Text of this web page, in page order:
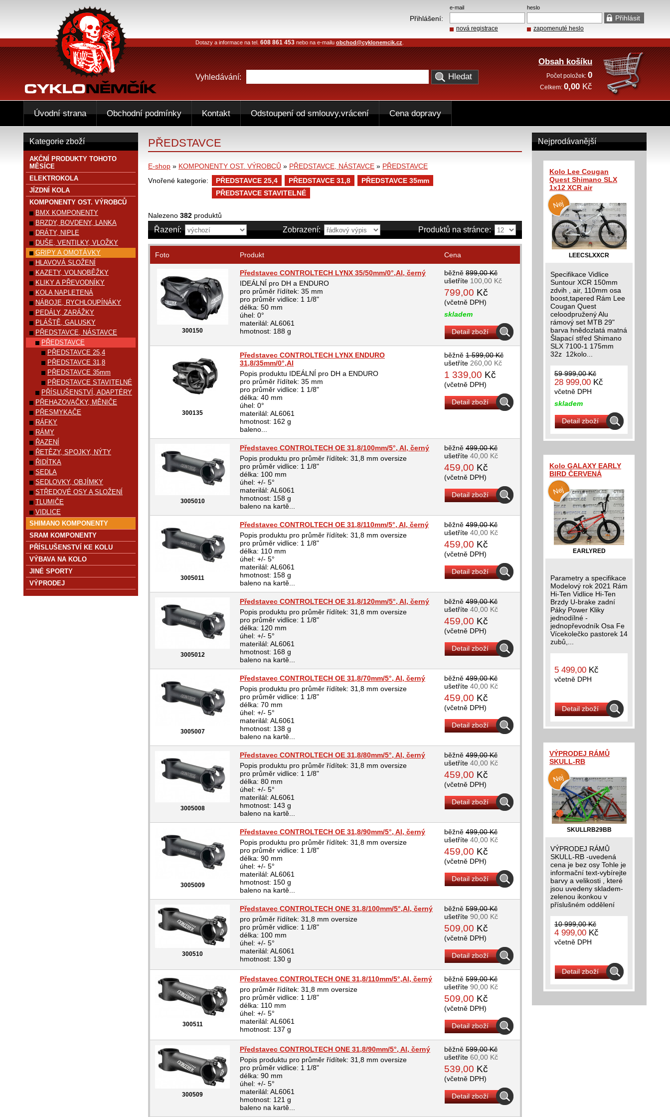
PŘEDSTAVCE
E-shop » KOMPONENTY OST. VÝROBCŮ » PŘEDSTAVCE, NÁSTAVCE » PŘEDSTAVCE
Vnořené kategorie:
PŘEDSTAVCE 25,4 PŘEDSTAVCE 31,8
PŘEDSTAVCE 35mm
PŘEDSTAVCE STAVITELNÉ
Nalezeno 382 produktů
Řazení: Zobrazení: Produktů na stránce:
Foto Produkt Cena
300150
Představec CONTROLTECH LYNX 35/50mm/0°,Al, černý
IDEÁLNÍ pro DH a ENDURO
pro průměr řídítek: 35 mm
pro průměr vidlice: 1 1/8"
délka: 50 mm
úhel: 0°
materilál: AL6061
hmotnost: 188 g
běžně 899,00 Kč
ušetříte 100,00 Kč
799,00 Kč
(včetně DPH)
skladem
Detail zboží
300135
Představec CONTROLTECH LYNX ENDURO
31,8/35mm/0°,Al
Popis produktu IDEÁLNÍ pro DH a ENDURO
pro průměr řídítek: 35 mm
pro průměr vidlice: 1 1/8"
délka: 40 mm
úhel: 0°
materilál: AL6061
hmotnost: 162 g
baleno...
běžně 1 599,00 Kč
ušetříte 260,00 Kč
1 339,00 Kč
(včetně DPH)
Detail zboží
3005010
Představec CONTROLTECH OE 31,8/100mm/5°, Al, černý
Popis produktu pro průměr řídítek: 31,8 mm oversize
pro průměr vidlice: 1 1/8"
délka: 100 mm
úhel: +/- 5°
materilál: AL6061
hmotnost: 158 g
baleno na kartě...
běžně 499,00 Kč
ušetříte 40,00 Kč
459,00 Kč
(včetně DPH)
Detail zboží
3005011
Představec CONTROLTECH OE 31,8/110mm/5°, Al, černý
Popis produktu pro průměr řídítek: 31,8 mm oversize
pro průměr vidlice: 1 1/8"
délka: 110 mm
úhel: +/- 5°
materilál: AL6061
hmotnost: 158 g
baleno na kartě...
běžně 499,00 Kč
ušetříte 40,00 Kč
459,00 Kč
(včetně DPH)
Detail zboží
3005012
Představec CONTROLTECH OE 31,8/120mm/5°, Al, černý
Popis produktu pro průměr řídítek: 31,8 mm oversize
pro průměr vidlice: 1 1/8"
délka: 120 mm
úhel: +/- 5°
materilál: AL6061
hmotnost: 168 g
baleno na kartě...
běžně 499,00 Kč
ušetříte 40,00 Kč
459,00 Kč
(včetně DPH)
Detail zboží
3005007
Představec CONTROLTECH OE 31,8/70mm/5°, Al, černý
Popis produktu pro průměr řídítek: 31,8 mm oversize
pro průměr vidlice: 1 1/8"
délka: 70 mm
úhel: +/- 5°
materilál: AL6061
hmotnost: 138 g
baleno na kartě...
běžně 499,00 Kč
ušetříte 40,00 Kč
459,00 Kč
(včetně DPH)
Detail zboží
3005008
Představec CONTROLTECH OE 31,8/80mm/5°, Al, černý
Popis produktu pro průměr řídítek: 31,8 mm oversize
pro průměr vidlice: 1 1/8"
délka: 80 mm
úhel: +/- 5°
materilál: AL6061
hmotnost: 143 g
baleno na kartě...
běžně 499,00 Kč
ušetříte 40,00 Kč
459,00 Kč
(včetně DPH)
Detail zboží
3005009
Představec CONTROLTECH OE 31,8/90mm/5°, Al, černý
Popis produktu pro průměr řídítek: 31,8 mm oversize
pro průměr vidlice: 1 1/8"
délka: 90 mm
úhel: +/- 5°
materilál: AL6061
hmotnost: 150 g
baleno na kartě...
běžně 499,00 Kč
ušetříte 40,00 Kč
459,00 Kč
(včetně DPH)
Detail zboží
300510
Představec CONTROLTECH ONE 31,8/100mm/5°,Al, černý
pro průměr řídítek: 31,8 mm oversize
pro průměr vidlice: 1 1/8"
délka: 100 mm
úhel: +/- 5°
materilál: AL6061
hmotnost: 130 g
běžně 599,00 Kč
ušetříte 90,00 Kč
509,00 Kč
(včetně DPH)
Detail zboží
300511
Představec CONTROLTECH ONE 31,8/110mm/5°,Al, černý
pro průměr řídítek: 31,8 mm oversize
pro průměr vidlice: 1 1/8"
délka: 110 mm
úhel: +/- 5°
materilál: AL6061
hmotnost: 137 g
běžně 599,00 Kč
ušetříte 90,00 Kč
509,00 Kč
(včetně DPH)
Detail zboží
300509
Představec CONTROLTECH ONE 31,8/90mm/5°, Al, černý
Popis produktu pro průměr řídítek: 31,8 mm oversize
pro průměr vidlice: 1 1/8"
délka: 90 mm
úhel: +/- 5°
materilál: AL6061
hmotnost: 121 g
baleno na kartě...
běžně 599,00 Kč
ušetříte 60,00 Kč
539,00 Kč
(včetně DPH)
Detail zboží
Nejprodávanější
Kolo Lee Cougan
Quest Shimano SLX
1x12 XCR air
LEECSLXXCR
Specifikace Vidlice
Suntour XCR 150mm
zdvih , air, 110mm osa
boost,tapered Rám Lee
Cougan Quest
celoodpružený Alu
rámový set MTB 29"
barva hnědozlatá matná
Šlapací střed Shimano
SLX 7100-1 175mm
32z 12kolo...
59 999,00 Kč
28 999,00 Kč
včetně DPH
skladem
Detail zboží
Kolo GALAXY EARLY
BIRD ČERVENÁ
EARLYRED
Parametry a specifikace
Modelový rok 2021 Rám
Hi-Ten Vidlice Hi-Ten
Brzdy U-brake zadní
Páky Power Kliky
jednodílné -
jednopřevodník Osa Fe
Vícekolečko pastorek 14
zubů,...
5 499,00 Kč
včetně DPH
Detail zboží
VÝPRODEJ RÁMŮ
SKULL-RB
SKULLRB29BB
VÝPRODEJ RÁMŮ
SKULL-RB -uvedená
cena je bez osy Tohle je
informační text-vybírejte
barvy a velikosti , které
jsou uvedeny skladem-
zelenou ikonkou v
příslušném oddělení
10 999,00 Kč
4 999,00 Kč
včetně DPH
Detail zboží
Kategorie zboží
AKČNÍ PRODUKTY TOHOTO
MĚSÍCE
ELEKTROKOLA
JÍZDNÍ KOLA
KOMPONENTY OST. VÝROBCŮ
BMX KOMPONENTY
BRZDY, BOVDENY, LANKA
DRÁTY, NIPLE
DUŠE, VENTILKY, VLOŽKY
GRIPY A OMOTÁVKY
HLAVOVÁ SLOŽENÍ
KAZETY, VOLNOBĚŽKY
KLIKY A PŘEVODNÍKY
KOLA NAPLETENÁ
NÁBOJE, RYCHLOUPÍNÁKY
PEDÁLY, ZARÁŽKY
PLÁŠTĚ, GALUSKY
PŘEDSTAVCE, NÁSTAVCE
PŘEDSTAVCE
PŘEDSTAVCE 25,4
PŘEDSTAVCE 31,8
PŘEDSTAVCE 35mm
PŘEDSTAVCE STAVITELNÉ
PŘÍSLUŠENSTVÍ, ADAPTÉRY
PŘEHAZOVAČKY, MĚNIČE
PŘESMYKAČE
RÁFKY
RÁMY
ŘAZENÍ
ŘETĚZY, SPOJKY, NÝTY
ŘIDÍTKA
SEDLA
SEDLOVKY, OBJÍMKY
STŘEDOVÉ OSY A SLOŽENÍ
TLUMIČE
VIDLICE
SHIMANO KOMPONENTY
SRAM KOMPONENTY
PŘÍSLUŠENSTVÍ KE KOLU
VÝBAVA NA KOLO
JINÉ SPORTY
VÝPRODEJ
e-mail heslo
Přihlášení:
nová registrace zapomenuté heslo
Dotazy a informace na tel. 608 861 453 nebo na e-mailu obchod@cyklonemcik.cz
Vyhledávání:
Obsah košíku
Počet položek:0
Celkem: 0,00 Kč
Úvodní strana Obchodní podmínky Kontakt Odstoupení od smlouvy,vrácení Cena dopravy